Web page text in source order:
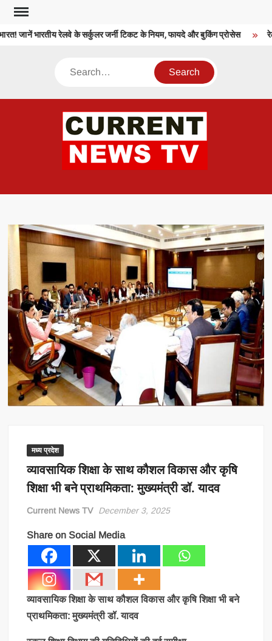
Skip
content
जानें भारतीय रेलवे के सर्कुलर जर्नी टिकट के नियम, फायदे और बुकिंग प्रोसेस
Search
मध्य प्रदेश
व्यावसायिक शिक्षा के साथ कौशल विकास और कृषि
शिक्षा भी बने प्राथमिकता: मुख्यमंत्री डॉ. यादव
Current News TV December 3, 2025
Share on Social Media
व्यावसायिक शिक्षा के साथ कौशल विकास और कृषि शिक्षा भी बने
प्राथमिकता: मुख्यमंत्री डॉ. यादव